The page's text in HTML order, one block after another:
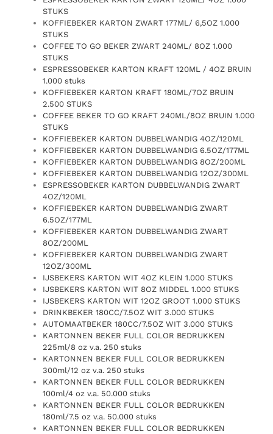
STUKS
KOFFIEBEKER KARTON ZWART 177ML/ 6,5OZ 1.000
STUKS
COFFEE TO GO BEKER ZWART 240ML/ 8OZ 1.000
STUKS
ESPRESSOBEKER KARTON KRAFT 120ML / 4OZ BRUIN
1.000 stuks
KOFFIEBEKER KARTON KRAFT 180ML/7OZ BRUIN
2.500 STUKS
COFFEE BEKER TO GO KRAFT 240ML/8OZ BRUIN 1.000
STUKS
KOFFIEBEKER KARTON DUBBELWANDIG 4OZ/120ML
KOFFIEBEKER KARTON DUBBELWANDIG 6.5OZ/177ML
KOFFIEBEKER KARTON DUBBELWANDIG 8OZ/200ML
KOFFIEBEKER KARTON DUBBELWANDIG 12OZ/300ML
ESPRESSOBEKER KARTON DUBBELWANDIG ZWART
4OZ/120ML
KOFFIEBEKER KARTON DUBBELWANDIG ZWART
6.5OZ/177ML
KOFFIEBEKER KARTON DUBBELWANDIG ZWART
8OZ/200ML
KOFFIEBEKER KARTON DUBBELWANDIG ZWART
12OZ/300ML
IJSBEKERS KARTON WIT 4OZ KLEIN 1.000 STUKS
IJSBEKERS KARTON WIT 8OZ MIDDEL 1.000 STUKS
IJSBEKERS KARTON WIT 12OZ GROOT 1.000 STUKS
DRINKBEKER 180CC/7.5OZ WIT 3.000 STUKS
AUTOMAATBEKER 180CC/7.5OZ WIT 3.000 STUKS
KARTONNEN BEKER FULL COLOR BEDRUKKEN
225ml/8 oz v.a. 250 stuks
KARTONNEN BEKER FULL COLOR BEDRUKKEN
300ml/12 oz v.a. 250 stuks
KARTONNEN BEKER FULL COLOR BEDRUKKEN
100ml/4 oz v.a. 50.000 stuks
KARTONNEN BEKER FULL COLOR BEDRUKKEN
180ml/7.5 oz v.a. 50.000 stuks
KARTONNEN BEKER FULL COLOR BEDRUKKEN